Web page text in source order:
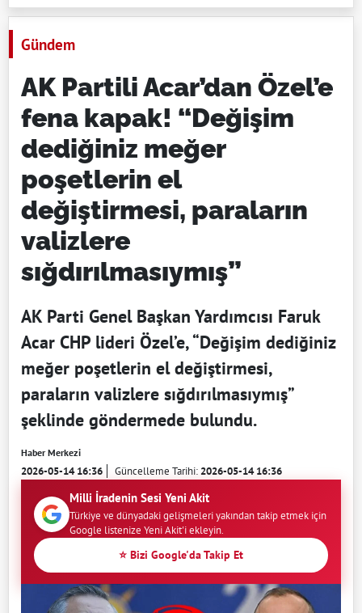
Gündem
AK Partili Acar’dan Özel’e
fena kapak! “Değişim
dediğiniz meğer
poşetlerin el
değiştirmesi, paraların
valizlere
sığdırılmasıymış”
AK Parti Genel Başkan Yardımcısı Faruk
Acar CHP lideri Özel’e, “Değişim dediğiniz
meğer poşetlerin el değiştirmesi,
paraların valizlere sığdırılmasıymış”
şeklinde göndermede bulundu.
Haber Merkezi
2026-05-14 16:36 Güncelleme Tarihi:2026-05-14 16:36
Milli İradenin Sesi Yeni Akit
Türkiye ve dünyadaki gelişmeleri yakından takip etmek için
Google listenize Yeni Akit'i ekleyin.
⭐ Bizi Google'da Takip Et